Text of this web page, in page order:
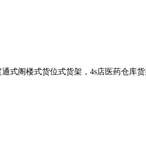
式阁楼式货位式货架，4s店医药仓库